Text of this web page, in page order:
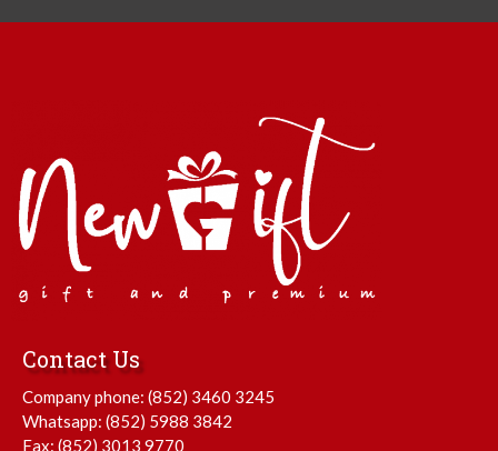
Contact Us
Company phone: (852) 3460 3245
Whatsapp: (852) 5988 3842
Fax: (852) 3013 9770